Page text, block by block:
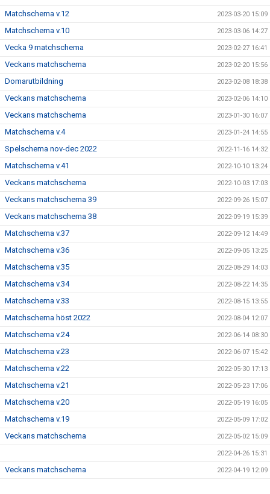
Matchschema v.12 2023-03-20 15:09
Matchschema v.10 2023-03-06 14:27
Vecka 9 matchschema 2023-02-27 16:41
Veckans matchschema 2023-02-20 15:56
Domarutbildning 2023-02-08 18:38
Veckans matchschema 2023-02-06 14:10
Veckans matchschema 2023-01-30 16:07
Matchschema v.4 2023-01-24 14:55
Spelschema nov-dec 2022 2022-11-16 14:32
Matchschema v.41 2022-10-10 13:24
Veckans matchschema 2022-10-03 17:03
Veckans matchschema 39 2022-09-26 15:07
Veckans matchschema 38 2022-09-19 15:39
Matchschema v.37 2022-09-12 14:49
Matchschema v.36 2022-09-05 13:25
Matchschema v.35 2022-08-29 14:03
Matchschema v.34 2022-08-22 14:35
Matchschema v.33 2022-08-15 13:55
Matchschema höst 2022 2022-08-04 12:07
Matchschema v.24 2022-06-14 08:30
Matchschema v.23 2022-06-07 15:42
Matchschema v.22 2022-05-30 17:13
Matchschema v.21 2022-05-23 17:06
Matchschema v.20 2022-05-19 16:05
Matchschema v.19 2022-05-09 17:02
Veckans matchschema 2022-05-02 15:09
2022-04-26 15:31
Veckans matchschema 2022-04-19 12:09